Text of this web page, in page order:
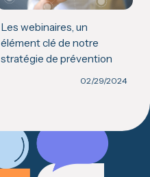
Les webinaires, un
élément clé de notre
stratégie de prévention
02/29/2024